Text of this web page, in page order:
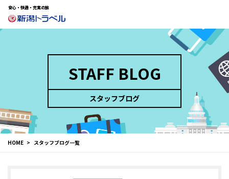
安心・快適・充実の旅
STAFF BLOG
スタッフブログ
HOME スタッフブログ一覧